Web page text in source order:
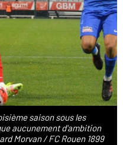
saison sous les
aucunement d'ambition
Morvan / FC Rouen 1899